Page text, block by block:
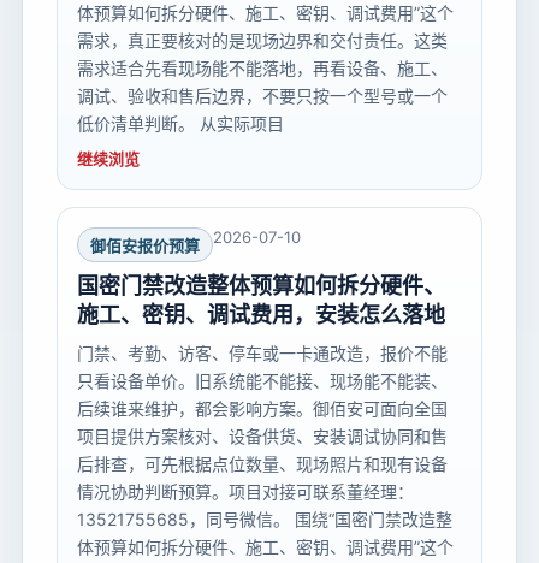
体预算如何拆分硬件、施工、密钥、调试费用”这个
需求，真正要核对的是现场边界和交付责任。这类
需求适合先看现场能不能落地，再看设备、施工、
调试、验收和售后边界，不要只按一个型号或一个
低价清单判断。 从实际项目
继续浏览
御佰安报价预算 2026-07-10
国密门禁改造整体预算如何拆分硬件、
施工、密钥、调试费用，安装怎么落地
门禁、考勤、访客、停车或一卡通改造，报价不能
只看设备单价。旧系统能不能接、现场能不能装、
后续谁来维护，都会影响方案。御佰安可面向全国
项目提供方案核对、设备供货、安装调试协同和售
后排查，可先根据点位数量、现场照片和现有设备
情况协助判断预算。项目对接可联系董经理：
13521755685，同号微信。 围绕“国密门禁改造整
体预算如何拆分硬件、施工、密钥、调试费用”这个